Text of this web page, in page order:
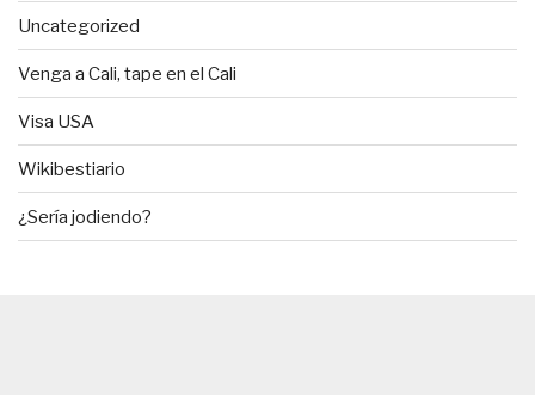
Uncategorized
Venga a Cali, tape en el Cali
Visa USA
Wikibestiario
¿Sería jodiendo?